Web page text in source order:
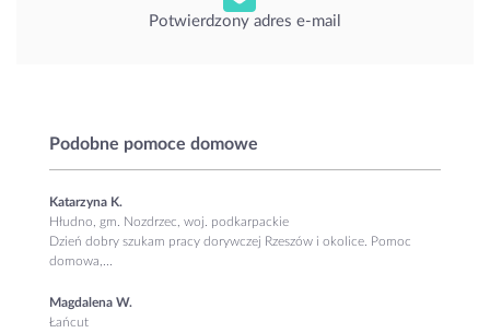
Potwierdzony adres e-mail
Podobne pomoce domowe
Katarzyna K.
Hłudno, gm. Nozdrzec, woj. podkarpackie
Dzień dobry szukam pracy dorywczej Rzeszów i okolice. Pomoc
domowa,...
Magdalena W.
Łańcut